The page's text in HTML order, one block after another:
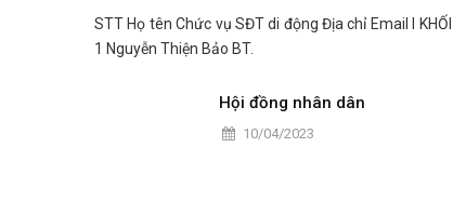
STT Họ tên Chức vụ SĐT di động Địa chỉ Email I KHỐI ĐẢNG
1 Nguyễn Thiện Bảo BT.
Hội đồng nhân dân
10/04/2023